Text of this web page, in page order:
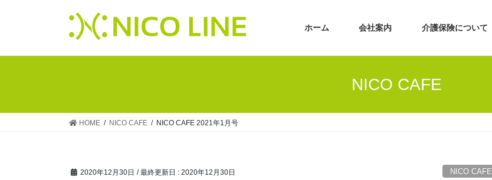
ホーム 会社案内 介護保険について
NICO CAFE
HOME NICO CAFE NICO CAFE 2021年1月号
2020年12月30日 / 最終更新日 : 2020年12月30日 NICO CAFE